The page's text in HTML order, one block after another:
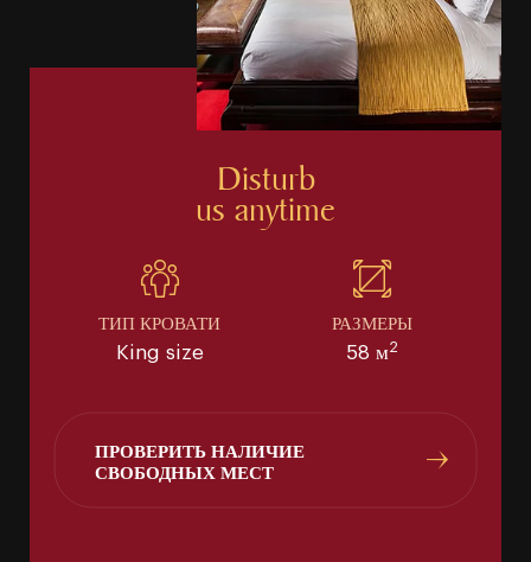
Disturb
us anytime
ТИП КРОВАТИ
King size
РАЗМЕРЫ
58 м2
ПРОВЕРИТЬ НАЛИЧИЕ
СВОБОДНЫХ МЕСТ